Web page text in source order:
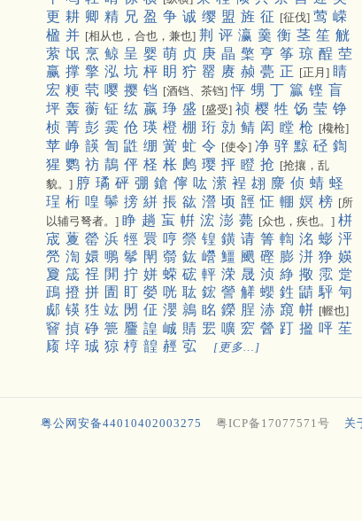
更 耕 卿 精 兄 盈 争 诚 缨 盟 旌 征 [征伐] 莺 嵘
楹 并 [相从也，合也，兼也] 荆 评 瀛 羹 衡 茎 笙 觥
萦 氓 烹 鲸 呈 婴 萌 贞 庚 晶 檠 亨 筝 琼 酲 茔
赢 撑 擎 泓 坑 枰 眀 狞 罂 赓 赪 甍 正 [正月] 睛
宏 粳 茕 嘤 撄 铛 [酒铛、茶铛] 怦 甥 丁 籯 铿 盲
坪 轰 蘅 钲 纮 嬴 琤 盛 [盛受] 祯 樱 牲 饧 莹 铮
桢 菁 彭 霙 伧 瑛 橙 棚 珩 勍 鲭 闳 瞠 枪 [欃枪]
苹 峥 韺 訇 鼪 绷 黉 虻 令 [使令] 净 骍 黥 硁 鍧
猩 鹦 祊 鶄 伻 柽 枨 鹒 璎 抨 瞪 抢 [抢攘，乱
貌。] 脝 璚 砰 弸 鎗 儜 吰 潆 裎 翃 麖 侦 蜻 蛏
珵 桁 喤 鬡 搒 絣 掁 谹 瀯 顷 䪫 怔 輣 嫇 榜 [所
以辅弓弩者。] 睁 趟 䖟 帲 浤 澎 薨 [众也，疾也。] 栟
宬 藑 罃 浜 牼 睘 哼 禜 锽 鐄 请 箐 輷 洺 蟛 泙
焭 渹 嬛 䳟 鬇 閛 䎕 鈜 巆 䲔 䬝 䃘 膨 洴 狰 媖
夐 筬 䄇 䦕 拧 姘 蝾 硡 軯 溁 晟 浈 䋫 擏 霐 䟫
鴊 撜 拼 圊 盯 嫈 咣 耾 鋐 謍 觲 蠳 鉎 鼱 駍 匉
郕 锳 狌 竑 閍 佂 瀴 鶁 眳 鑅 脭 浾 竀 帡 [幄也]
䆵 揁 碀 䉚 麠 諻 峸 䝼 䍔 嚝 䆖 醟 䟓 㨕 呯 苼
庼 垶 珹 猄 梈 韹 䞓 宖 [更多…]
粤公网安备44010402003275 粤ICP备17077571号 关